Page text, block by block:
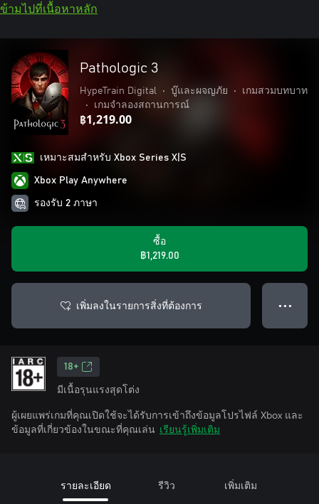
ข้ามไปที่เนื้อหาหลัก
Pathologic 3
HypeTrain Digital • บู๊และผจญภัย •
เกมสวมบทบาท
•
เกมจำลองสถานการณ์
฿1,219.00
เหมาะสมสําหรับ Xbox Series X|S
Xbox Play Anywhere
รองรับ 2 ภาษา
ซื้อ
฿1,219.00
เพิ่มลงในรายการสิ่งที่ต้องการ ● ● ●
18+
มีเนื้อรุนแรงสุดโต่ง
ผู้เผยแพร่เกมที่คุณเปิดใช้จะได้รับการเข้าถึงข้อมูลโปรไฟล์ Xbox และ
ข้อมูลที่เกี่ยวข้องในขณะที่คุณเล่น เรียนรู้เพิ่มเติม
รายละเอียด รีวิว เพิ่มเติม